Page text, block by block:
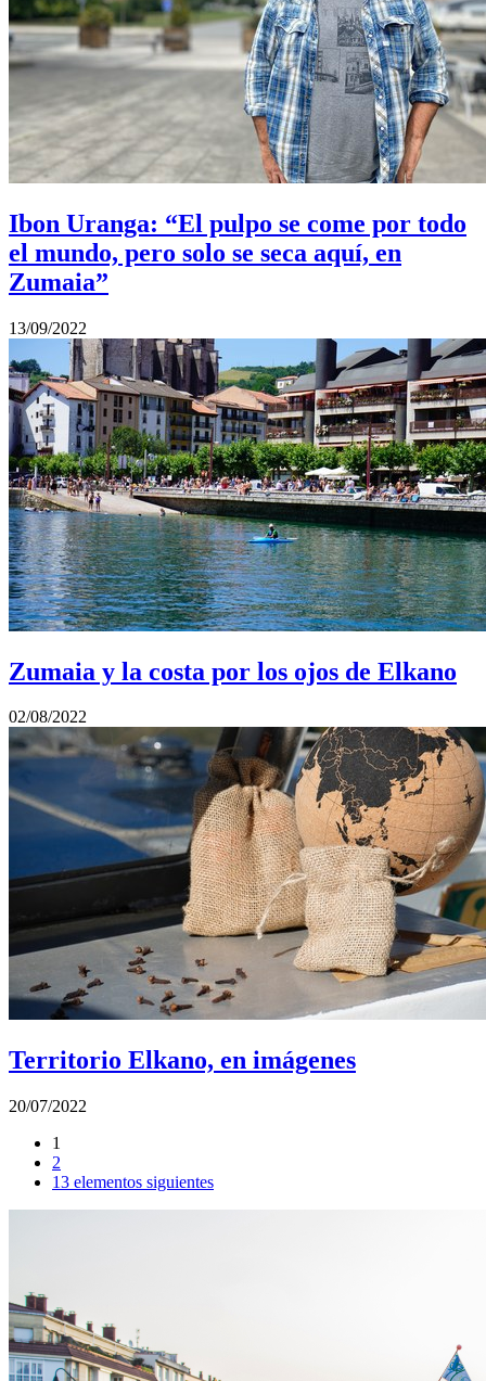
Ibon Uranga: “El pulpo se come por todo
el mundo, pero solo se seca aquí, en
Zumaia”
13/09/2022
Zumaia y la costa por los ojos de Elkano
02/08/2022
Territorio Elkano, en imágenes
20/07/2022
1
2
13 elementos siguientes